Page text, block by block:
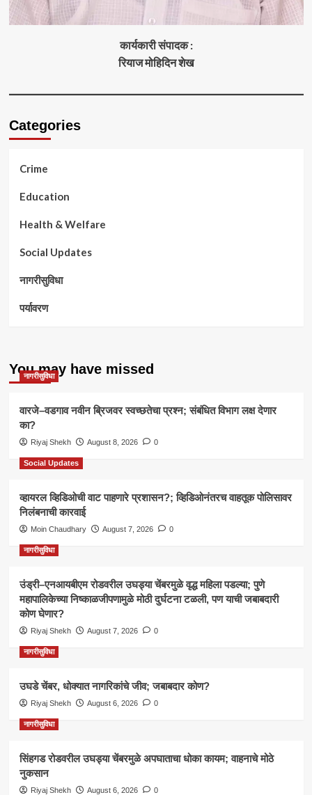
कार्यकारी संपादक :
रियाज मोहिदिन शेख
Categories
Crime
Education
Health & Welfare
Social Updates
नागरीसुविधा
पर्यावरण
You may have missed
नागरीसुविधा
वारजे–वडगाव नवीन ब्रिजवर स्वच्छतेचा प्रश्न; संबंधित विभाग लक्ष देणार
का?
Riyaj Shekh August 8, 2026 0
Social Updates
व्हायरल व्हिडिओची वाट पाहणारे प्रशासन?; व्हिडिओनंतरच वाहतूक पोलिसावर
निलंबनाची कारवाई
Moin Chaudhary August 7, 2026 0
नागरीसुविधा
उंड्री–एनआयबीएम रोडवरील उघड्या चेंबरमुळे वृद्ध महिला पडल्या; पुणे
महापालिकेच्या निष्काळजीपणामुळे मोठी दुर्घटना टळली, पण याची जबाबदारी
कोण घेणार?
Riyaj Shekh August 7, 2026 0
नागरीसुविधा
उघडे चेंबर, धोक्यात नागरिकांचे जीव; जबाबदार कोण?
Riyaj Shekh August 6, 2026 0
नागरीसुविधा
सिंहगड रोडवरील उघड्या चेंबरमुळे अपघाताचा धोका कायम; वाहनाचे मोठे
नुकसान
Riyaj Shekh August 6, 2026 0